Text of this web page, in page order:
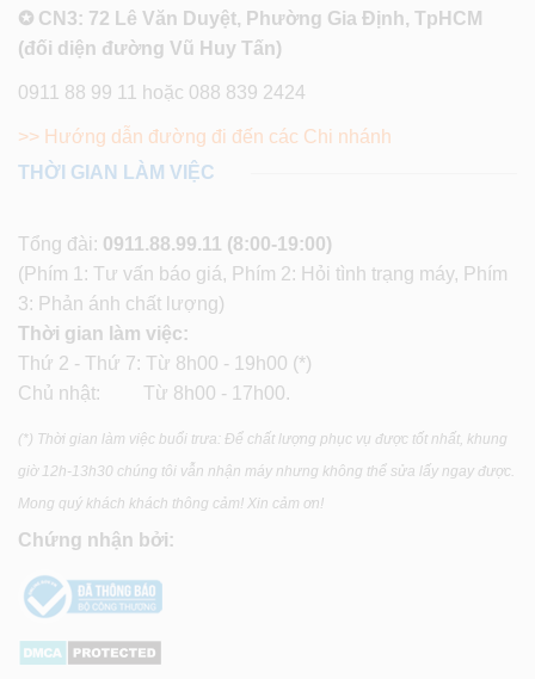
✪ CN3: 72 Lê Văn Duyệt, Phường Gia Định, TpHCM
(đối diện đường Vũ Huy Tấn)
0911 88 99 11 hoặc 088 839 2424
>> Hướng dẫn đường đi đến các Chi nhánh
THỜI GIAN LÀM VIỆC
Tổng đài: 0911.88.99.11 (8:00-19:00)
(Phím 1: Tư vấn báo giá, Phím 2: Hỏi tình trạng máy, Phím
3: Phản ánh chất lượng)
Thời gian làm việc:
Thứ 2 - Thứ 7: Từ 8h00 - 19h00 (*)
Chủ nhật: Từ 8h00 - 17h00.
(*) Thời gian làm việc buổi trưa: Để chất lượng phục vụ được tốt nhất, khung
giờ 12h-13h30 chúng tôi vẫn nhận máy nhưng không thể sửa lấy ngay được.
Mong quý khách khách thông cảm! Xin cảm ơn!
Chứng nhận bởi: